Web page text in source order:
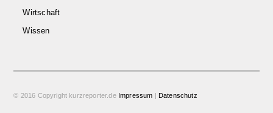
Wirtschaft
Wissen
© 2016 Copyright kurzreporter.de Impressum Datenschutz